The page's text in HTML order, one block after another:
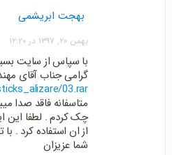
بهجت ابریشمی
بهمن ۲۰, ۱۳۹۷ در ۱۲:۲۰
با سپاس از سایت
گرامی جناب آقای
03.rar
متاسفانه فاقد صدا
چک کردم . لطفا این
از ان استفاده کرد .
شما عزیزان